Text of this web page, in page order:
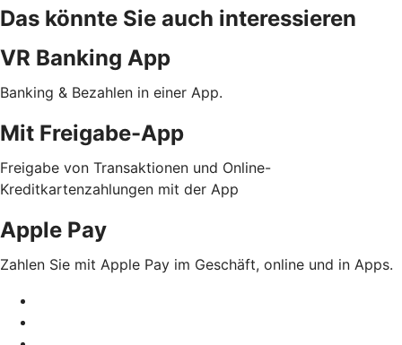
Das könnte Sie auch interessieren
VR Banking App
Banking & Bezahlen in einer App.
Mit Freigabe-App
Freigabe von Transaktionen und Online-
Kreditkartenzahlungen mit der App
Apple Pay
Zahlen Sie mit Apple Pay im Geschäft, online und in Apps.